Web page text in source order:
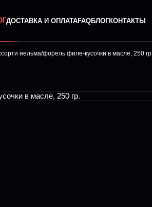
ДОСТАВКА И ОПЛАТАFAQБЛОГКОНТАКТЫ
нельма/форель филе-кусочки в масле, 250 гр.